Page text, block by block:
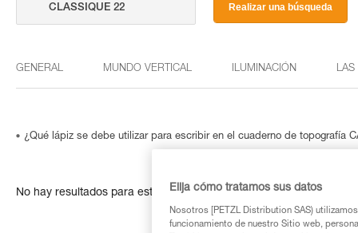
Realizar una búsqueda
GENERAL MUNDO VERTICAL ILUMINACIÓN LAS
¿Qué lápiz se debe utilizar para escribir en el cuaderno de topografía
No hay resultados para esta búsquedaElija cómo tratamos sus datos
Nosotros [PETZL Distribution SAS)
funcionamiento de nuestro Sitio web,